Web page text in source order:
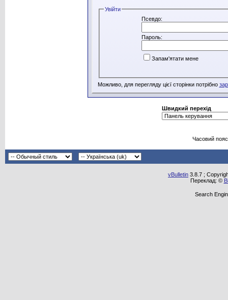
Увійти
Псевдо:
Пароль:
Запам'ятати мене
Можливо, для перегляду цієї сторінки потрібно
Швидкий перехід
Часовий
vBulletin 3.8.7 ;
Переклад: ©
Search